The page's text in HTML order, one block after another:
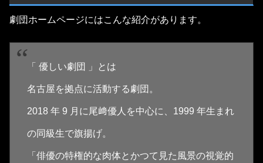
劇団ホームページにはこんな紹介があります。
「 優しい劇団 」とは
名古屋を拠点に活動する劇団。
2018 年 9 月に尾﨑優人を中心に、1999 年生まれ
の同級生で旗揚げ。
「俳優の特権的な肉体とかつて見た風景の視覚的